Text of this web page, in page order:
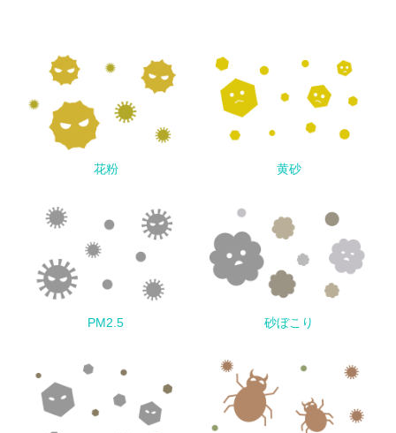
花粉 黄砂
PM2.5 砂ぼこり